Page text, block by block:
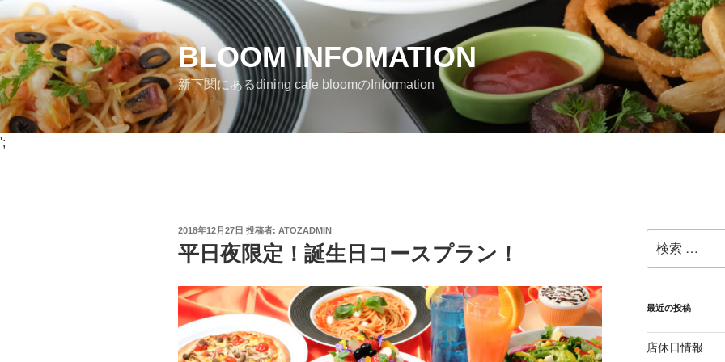
ン
テ
ン
ツ
へ
ス
キ
BLOOM INFOMATION
新下関にあるdining cafe bloomのInformation
';
投
稿
日:
2018年12月27日 投稿者: ATOZADMIN
平日夜限定！誕生日コースプラン！
索:
最近の投稿
店休日情報